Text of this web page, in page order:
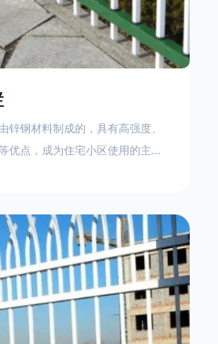
锌钢材料制成的，具有高强度、
优点，成为住宅小区使用的主流
走的边界处，这就需要锌钢草坪
减少人员不小心碰触锌钢草坪护
木建筑为砖砌或混凝土浇筑奠定